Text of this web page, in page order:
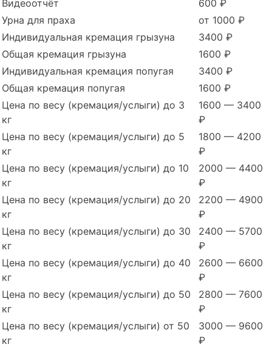
Видеоотчёт
600 ₽
Урна для праха
от 1000 ₽
Индивидуальная кремация грызуна
3400 ₽
Общая кремация грызуна
1600 ₽
Индивидуальная кремация попугая
3400 ₽
Общая кремация попугая
1600 ₽
Цена по весу (кремация/услыги) до 3
кг
1600 — 3400
₽
Цена по весу (кремация/услыги) до 5
кг
1800 — 4200
₽
Цена по весу (кремация/услыги) до 10
кг
2000 — 4400
₽
Цена по весу (кремация/услыги) до 20
кг
2200 — 4900
₽
Цена по весу (кремация/услыги) до 30
кг
2400 — 5700
₽
Цена по весу (кремация/услыги) до 40
кг
2600 — 6600
₽
Цена по весу (кремация/услыги) до 50
кг
2800 — 7600
₽
Цена по весу (кремация/услыги) от 50
кг
3000 — 9600
₽